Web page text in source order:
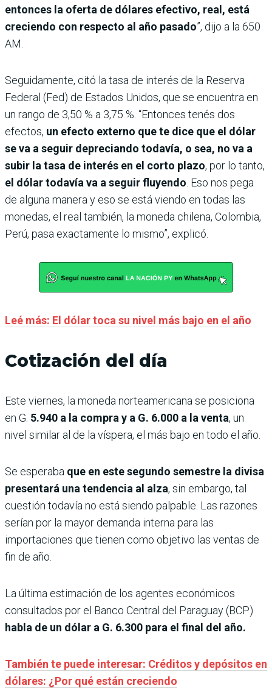
entonces la oferta de dólares efectivo, real, está
creciendo con respecto al año pasado”, dijo a la 650
AM.
Seguidamente, citó la tasa de interés de la Reserva
Federal (Fed) de Estados Unidos, que se encuentra en
un rango de 3,50 % a 3,75 %. “Entonces tenés dos
efectos, un efecto externo que te dice que el dólar
se va a seguir depreciando todavía, o sea, no va a
subir la tasa de interés en el corto plazo, por lo tanto,
el dólar todavía va a seguir fluyendo . Eso nos pega
de alguna manera y eso se está viendo en todas las
monedas, el real también, la moneda chilena, Colombia,
Perú, pasa exactamente lo mismo”, explicó.
Leé más: El dólar toca su nivel más bajo en el año
Cotización del día
Este viernes, la moneda norteamericana se posiciona
en G. 5.940 a la compra y a G. 6.000 a la venta, un
nivel similar al de la víspera, el más bajo en todo el año.
Se esperaba que en este segundo semestre la divisa
presentará una tendencia al alza, sin embargo, tal
cuestión todavía no está siendo palpable. Las razones
serían por la mayor demanda interna para las
importaciones que tienen como objetivo las ventas de
fin de año.
La última estimación de los agentes económicos
consultados por el Banco Central del Paraguay (BCP)
habla de un dólar a G. 6.300 para el final del año.
También te puede interesar: Créditos y depósitos en
dólares: ¿Por qué están creciendo